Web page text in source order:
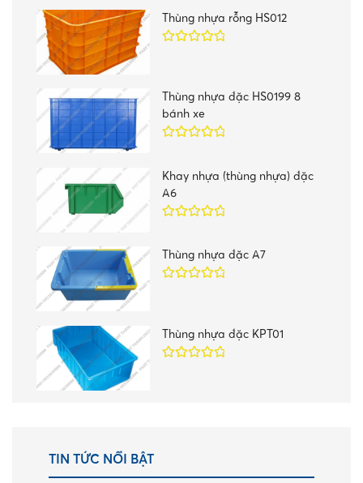
Thùng nhựa rỗng HS012
Thùng nhựa đặc HS0199 8
bánh xe
sao
Khay nhựa (thùng nhựa) đặc
A6
Thùng nhựa đặc A7
Thùng nhựa đặc KPT01
TIN TỨC NỔI BẬT